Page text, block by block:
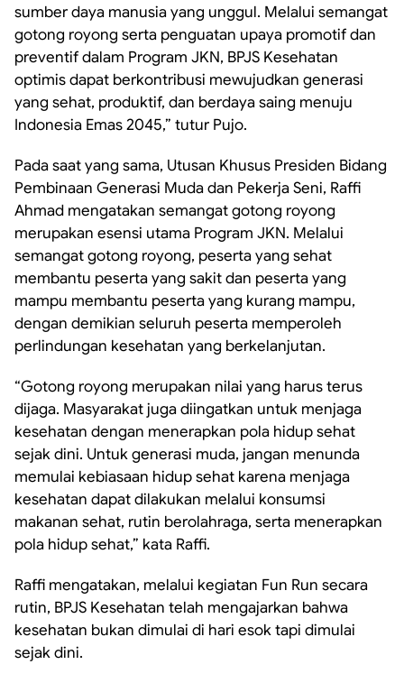
sumber daya manusia yang unggul. Melalui semangat
gotong royong serta penguatan upaya promotif dan
preventif dalam Program JKN, BPJS Kesehatan
optimis dapat berkontribusi mewujudkan generasi
yang sehat, produktif, dan berdaya saing menuju
Indonesia Emas 2045,” tutur Pujo.
Pada saat yang sama, Utusan Khusus Presiden Bidang
Pembinaan Generasi Muda dan Pekerja Seni, Raffi
Ahmad mengatakan semangat gotong royong
merupakan esensi utama Program JKN. Melalui
semangat gotong royong, peserta yang sehat
membantu peserta yang sakit dan peserta yang
mampu membantu peserta yang kurang mampu,
dengan demikian seluruh peserta memperoleh
perlindungan kesehatan yang berkelanjutan.
“Gotong royong merupakan nilai yang harus terus
dijaga. Masyarakat juga diingatkan untuk menjaga
kesehatan dengan menerapkan pola hidup sehat
sejak dini. Untuk generasi muda, jangan menunda
memulai kebiasaan hidup sehat karena menjaga
kesehatan dapat dilakukan melalui konsumsi
makanan sehat, rutin berolahraga, serta menerapkan
pola hidup sehat,” kata Raffi.
Raffi mengatakan, melalui kegiatan Fun Run secara
rutin, BPJS Kesehatan telah mengajarkan bahwa
kesehatan bukan dimulai di hari esok tapi dimulai
sejak dini.